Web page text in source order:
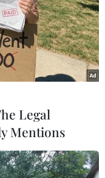
quốc gia
Legal
Mentions